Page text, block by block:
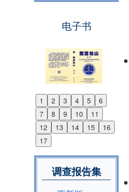
电子书
1 2 3 4 5
6
7
8 9 10
11
12
13 14 15
16
17
Previous
Next
调查报告集